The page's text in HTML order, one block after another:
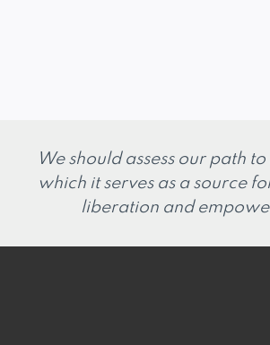
We should assess our path
which it serves as a source
liberation and